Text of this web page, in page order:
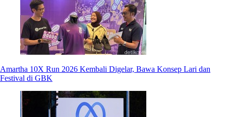
Amartha 10X Run 2026 Kembali Digelar, Bawa Konsep Lari dan
Festival di GBK